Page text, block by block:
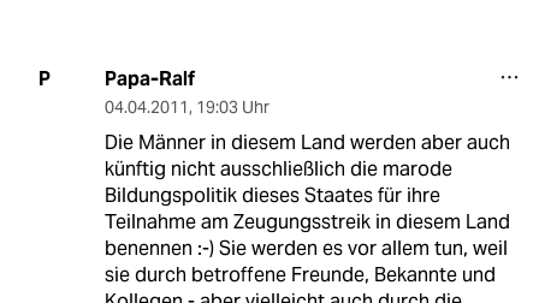
P Papa-Ralf
04.04.2011, 19:03 Uhr
Die Männer in diesem Land werden aber auch
künftig nicht ausschließlich die marode
Bildungspolitik dieses Staates für ihre
Teilnahme am Zeugungsstreik in diesem Land
benennen :-) Sie werden es vor allem tun, weil
sie durch betroffene Freunde, Bekannte und